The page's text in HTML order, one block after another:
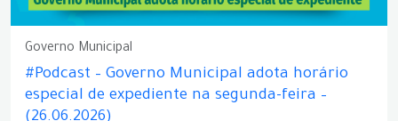
Governo Municipal
#Podcast – Governo Municipal adota horário
especial de expediente na segunda-feira –